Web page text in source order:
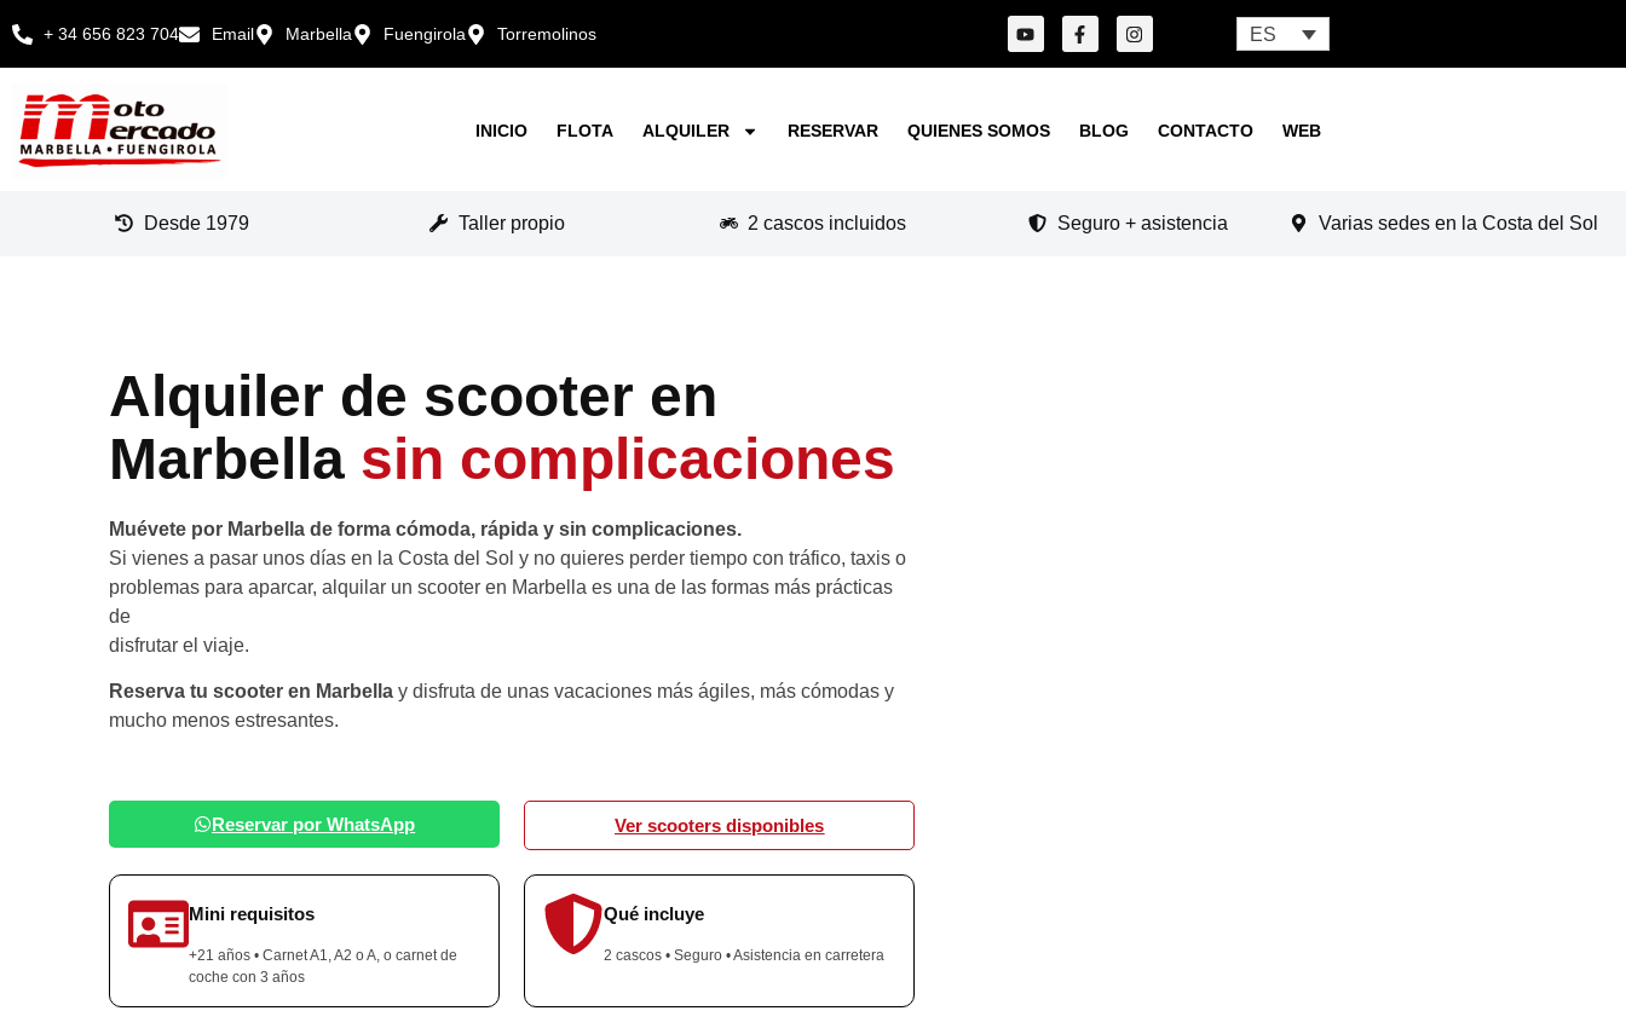
+ 34 656 823 704 Email Marbella Fuengirola Torremolinos ES
INICIO FLOTA ALQUILER RESERVAR QUIENES SOMOS BLOG CONTACTO WEB
Desde 1979 Taller propio 2 cascos incluidos Seguro + asistencia Varias sedes en la Costa del Sol
Alquiler de scooter en
Marbella sin complicaciones
Muévete por Marbella de forma cómoda, rápida y sin complicaciones.
Si vienes a pasar unos días en la Costa del Sol y no quieres perder tiempo con tráfico, taxis o
problemas para aparcar, alquilar un scooter en Marbella es una de las formas más prácticas
de
disfrutar el viaje.
Reserva tu scooter en Marbella y disfruta de unas vacaciones más ágiles, más cómodas y
mucho menos estresantes.
Reservar por WhatsApp Ver scooters disponibles
Mini requisitos
+21 años • Carnet A1, A2 o A, o carnet de
coche con 3 años
Qué incluye
2 cascos • Seguro • Asistencia en carretera